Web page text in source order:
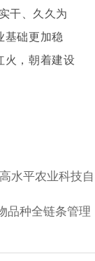
干、久久为
基础更加稳
火，朝着建设
水平农业科技自
品种全链条管理